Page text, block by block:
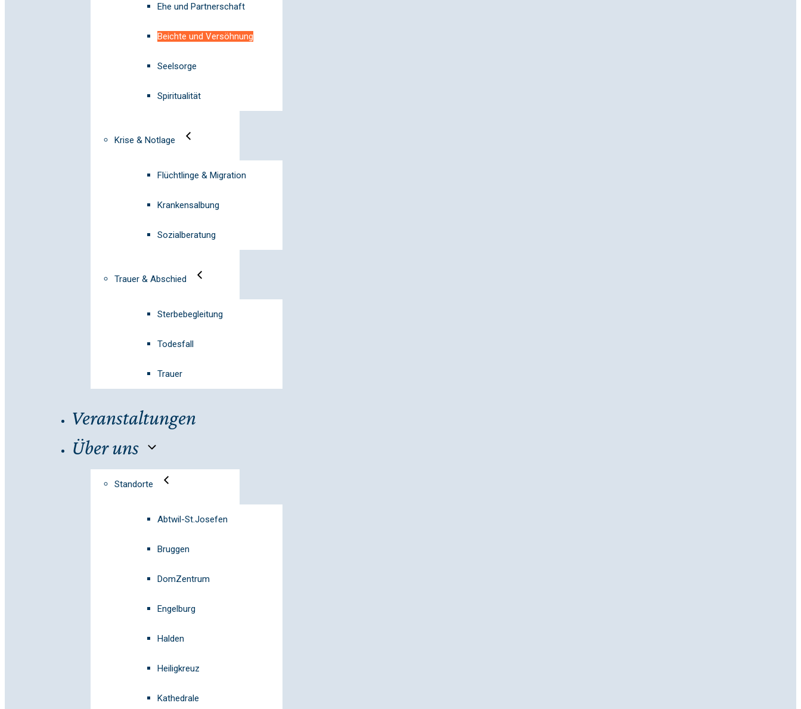
Ehe und Partnerschaft
Beichte und Versöhnung
Seelsorge
Spiritualität
Krise & Notlage
Flüchtlinge & Migration
Krankensalbung
Sozialberatung
Trauer & Abschied
Sterbebegleitung
Todesfall
Trauer
Veranstaltungen
Über uns
Standorte
Abtwil-St.Josefen
Bruggen
DomZentrum
Engelburg
Halden
Heiligkreuz
Kathedrale